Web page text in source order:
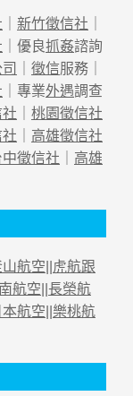
｜ 新竹徵信社 ｜
｜優良抓姦諮詢
｜ 徵信服務｜
｜專業外遇調查
｜ 桃園徵信社
｜ 高雄徵信社
徵信社 ｜ 高雄
航空
虎航跟
航空 長榮航
本航空 樂桃航